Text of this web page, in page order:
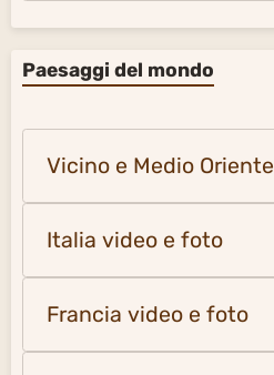
Paesaggi del mondo
Vicino e Medio Oriente
Italia video e foto
Francia video e foto